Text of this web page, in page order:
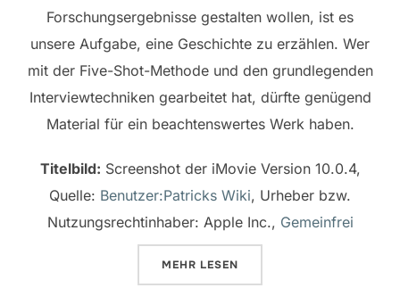
Forschungsergebnisse gestalten wollen, ist es
unsere Aufgabe, eine Geschichte zu erzählen. Wer
mit der Five-Shot-Methode und den grundlegenden
Interviewtechniken gearbeitet hat, dürfte genügend
Material für ein beachtenswertes Werk haben.
Titelbild: Screenshot der iMovie Version 10.0.4,
Quelle: Benutzer:Patricks Wiki, Urheber bzw.
Nutzungsrechtinhaber: Apple Inc., Gemeinfrei
MEHR ÜBER „TEIL 6: VIDEOSCHNITT
LESEN